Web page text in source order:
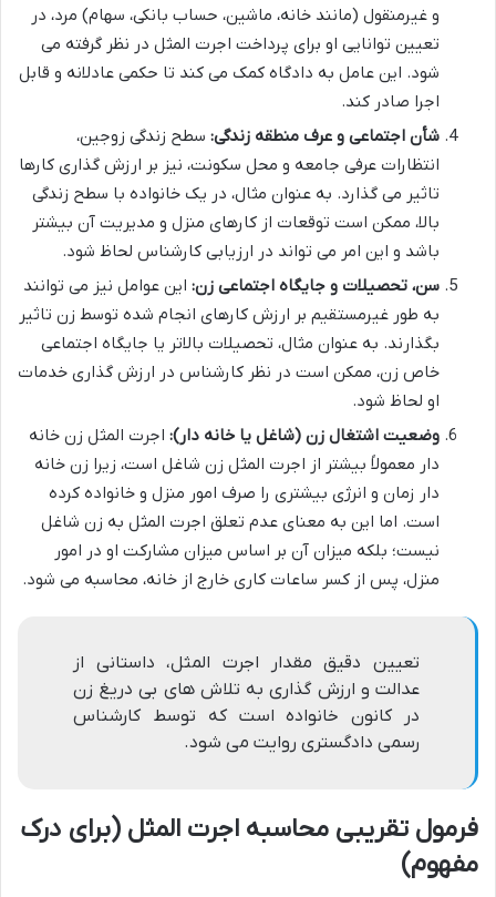
و غیرمنقول (مانند خانه، ماشین، حساب بانکی، سهام) مرد، در
تعیین توانایی او برای پرداخت اجرت المثل در نظر گرفته می
شود. این عامل به دادگاه کمک می کند تا حکمی عادلانه و قابل
اجرا صادر کند.
شأن اجتماعی و عرف منطقه زندگی: سطح زندگی زوجین،
انتظارات عرفی جامعه و محل سکونت، نیز بر ارزش گذاری کارها
تاثیر می گذارد. به عنوان مثال، در یک خانواده با سطح زندگی
بالا، ممکن است توقعات از کارهای منزل و مدیریت آن بیشتر
باشد و این امر می تواند در ارزیابی کارشناس لحاظ شود.
سن، تحصیلات و جایگاه اجتماعی زن: این عوامل نیز می توانند
به طور غیرمستقیم بر ارزش کارهای انجام شده توسط زن تاثیر
بگذارند. به عنوان مثال، تحصیلات بالاتر یا جایگاه اجتماعی
خاص زن، ممکن است در نظر کارشناس در ارزش گذاری خدمات
او لحاظ شود.
وضعیت اشتغال زن (شاغل یا خانه دار): اجرت المثل زن خانه
دار معمولاً بیشتر از اجرت المثل زن شاغل است، زیرا زن خانه
دار زمان و انرژی بیشتری را صرف امور منزل و خانواده کرده
است. اما این به معنای عدم تعلق اجرت المثل به زن شاغل
نیست؛ بلکه میزان آن بر اساس میزان مشارکت او در امور
منزل، پس از کسر ساعات کاری خارج از خانه، محاسبه می شود.
تعیین دقیق مقدار اجرت المثل، داستانی از
عدالت و ارزش گذاری به تلاش های بی دریغ زن
در کانون خانواده است که توسط کارشناس
رسمی دادگستری روایت می شود.
فرمول تقریبی محاسبه اجرت المثل (برای درک
مفهوم)